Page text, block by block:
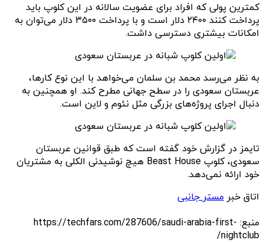
کمترین پولی که افراد برای عضویت سالانه در این کلوپ باید
پرداخت کنند ۲۴۰۰ دلار است و با پرداخت ۳۵۰۰ دلار می‌توان به
امکانات بیشتری دسترسی داشت.
به نظر می‌رسد محمد بن سلمان می‌خواهد با این نوع کارها،
عربستان سعودی را در سطح جهانی مطرح کند. او همچنین به
دنبال اجرای پروژه‌های بزرگی مثل نئوم و لاین است.
تایمز در گزارش خود گفته است که طبق قوانین عربستان
سعودی، کلوپ Beast House هیچ نوشیدنی الکلی به مشتریان
خود ارائه نمی‌دهد.
اتاق خبر مستر جانبی
منبع: https://techfars.com/287606/saudi-arabia-first-
nightclub/